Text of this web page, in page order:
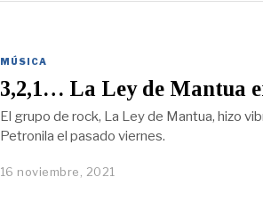
MÚSICA
3,2,1… La Ley de Mantua
El grupo de rock, La Ley de Mantua, hizo
Petronila el pasado viernes.
16 noviembre, 2021